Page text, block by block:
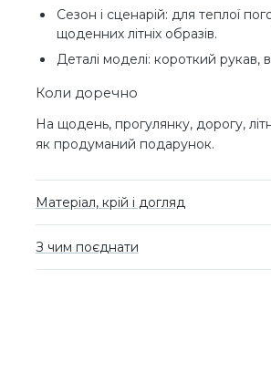
Сезон і сценарій: для теплої
щоденних літніх образів.
Деталі моделі: короткий рукав,
Коли доречно
На щодень, прогулянку, дорогу,
як продуманий подарунок.
Матеріал, крій і догляд
З чим поєднати